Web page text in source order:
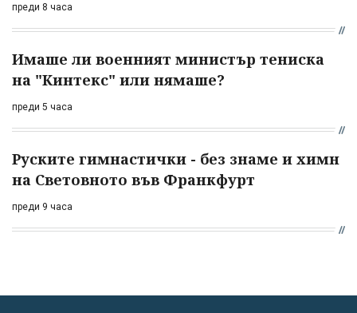
преди 8 часа
Имаше ли военният министър тениска
на "Кинтекс" или нямаше?
преди 5 часа
Руските гимнастички - без знаме и химн
на Световното във Франкфурт
преди 9 часа